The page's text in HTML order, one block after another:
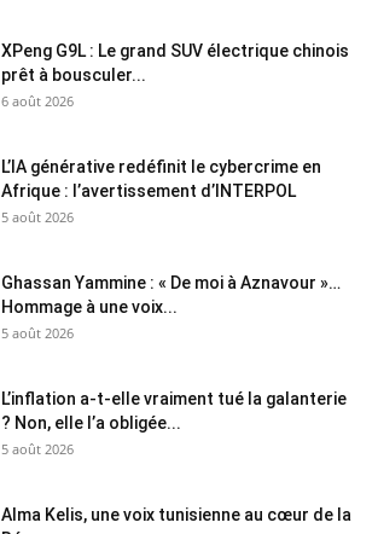
XPeng G9L : Le grand SUV électrique chinois
prêt à bousculer...
6 août 2026
L’IA générative redéfinit le cybercrime en
Afrique : l’avertissement d’INTERPOL
5 août 2026
Ghassan Yammine : « De moi à Aznavour »…
Hommage à une voix...
5 août 2026
L’inflation a-t-elle vraiment tué la galanterie
? Non, elle l’a obligée...
5 août 2026
Alma Kelis, une voix tunisienne au cœur de la